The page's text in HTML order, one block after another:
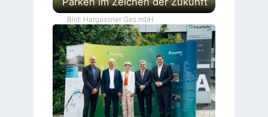
Bild: Hargassner Ges mbH